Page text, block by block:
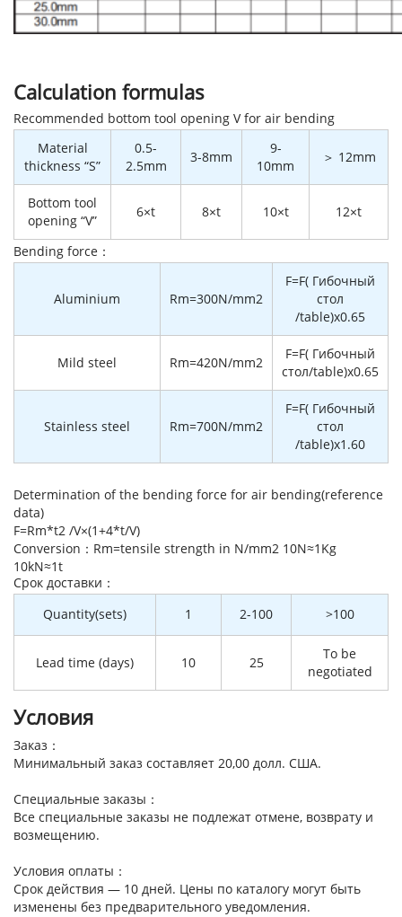
Calculation formulas
Recommended bottom tool opening V for air bending
Material
thickness “S”
0.5-
2.5mm
3-8mm
9-
10mm
＞ 12mm
Bottom tool
opening “V”
6×t 8×t 10×t 12×t
Bending force：
Aluminium Rm=300N/mm2
F=F( Гибочный
стол
/table)x0.65
Mild steel Rm=420N/mm2
F=F( Гибочный
стол/table)x0.65
Stainless steel Rm=700N/mm2
F=F( Гибочный
стол
/table)x1.60
Determination of the bending force for air bending(reference
data)
F=Rm*t2 /V×(1+4*t/V)
Conversion：Rm=tensile strength in N/mm2 10N≈1Kg
10kN≈1t
Cрок доставки：
Quantity(sets)
1 2-100 >100
Lead time (days) 10 25
To be
negotiated
Условия
Заказ：
Минимальный заказ составляет 20,00 долл. США.
Специальные заказы：
Все специальные заказы не подлежат отмене, возврату и
возмещению.
Условия оплаты：
Срок действия — 10 дней. Цены по каталогу могут быть
изменены без предварительного уведомления.